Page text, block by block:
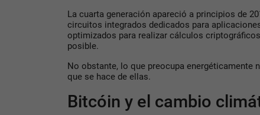
La cuarta generación apareció a principios de
circuitos integrados dedicados para
optimizados para realizar cálculos
posible.
No obstante, lo que preocupa energéticamente
que se hace de ellas.
Bitcóin y el cambio